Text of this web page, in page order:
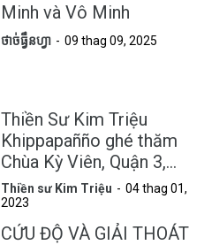
Minh và Vô Minh
ថាច់ធ្វឹនហ្វា 09 thag 09, 2025
Thiền Sư Kim Triệu
Khippapañño ghé thăm
Chùa Kỳ Viên, Quận 3,
Tp.HCM
Thiền sư Kim Triệu
04 thag 01,
2023
CỨU ĐỘ VÀ GIẢI THOÁT